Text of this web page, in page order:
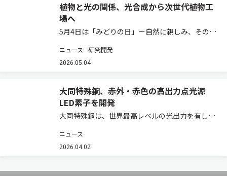
植物と光の関係、光合成から次世代植物工
場へ
5月4日は「みどりの日」ー自然に親しみ、その恩
る機会でもある。植物の成長を支えているものの
一つが「光」である。太陽光を受けた植物は、光
ニュース 研究開発
2026.05.04
大同特殊鋼、赤外・赤色の高出力点光源
LED素子を開発
大同特殊鋼は、世界最高レベルの光出力を有した
650nm）の高出力点光源LED素子を開発した。
また、同開発品を透明樹脂で封止した表面実装部
ニュース
2026.04.02